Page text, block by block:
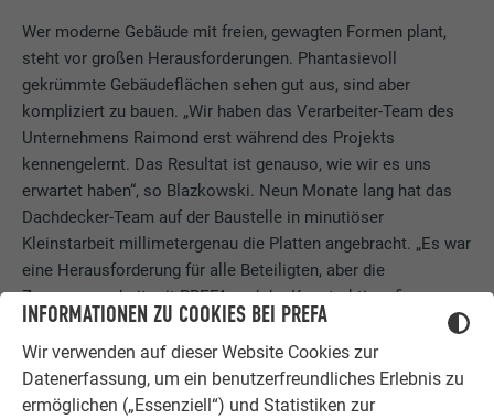
INFORMATIONEN ZU COOKIES BEI PREFA
Wir verwenden auf dieser Website Cookies zur
Datenerfassung, um ein benutzerfreundliches Erlebnis zu
ermöglichen („Essenziell“) und Statistiken zur
Wer moderne Gebäude mit freien, gewagten Formen plant,
steht vor großen Herausforderungen. Phantasievoll
gekrümmte Gebäudeflächen sehen gut aus, sind aber
kompliziert zu bauen. „Wir haben das Verarbeiter-Team des
Unternehmens Raimond erst während des Projekts
kennengelernt. Das Resultat ist genauso, wie wir es uns
erwartet haben“, so Blazkowski. Neun Monate lang hat das
Dachdecker-Team auf der Baustelle in minutiöser
Kleinstarbeit millimetergenau die Platten angebracht. „Es war
eine Herausforderung für alle Beteiligten, aber die
Zusammenarbeit mit PREFA und der Konstruktionsfirma war
sehr gut. Um eine perfekte Passform zu erreichen, war
Millimeterarbeit gefragt.“